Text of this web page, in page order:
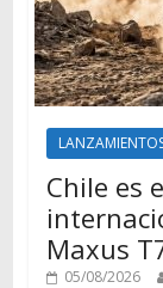
Chile es
Maxus
05/08/2026